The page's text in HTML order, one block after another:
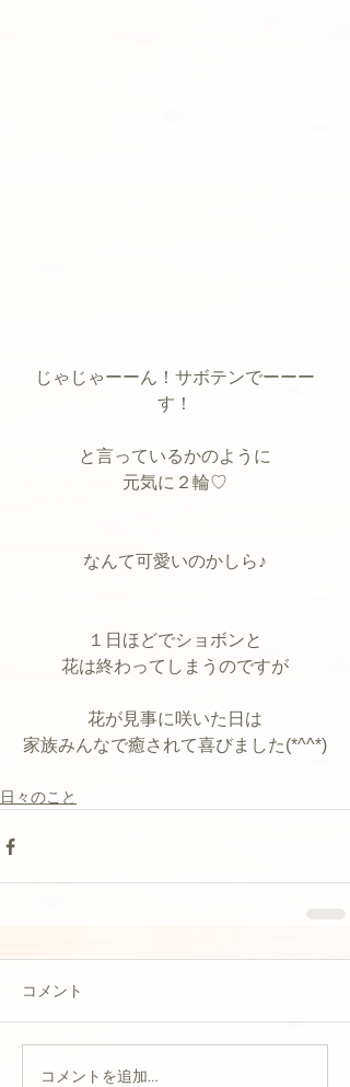
じゃじゃーーん！サボテンでーーー
す！
と言っているかのように
元気に２輪♡
なんて可愛いのかしら♪
１日ほどでショボンと
花は終わってしまうのですが
花が見事に咲いた日は
家族みんなで癒されて喜びました(*^^*)
日々のこと
コメント
コメントを追加…